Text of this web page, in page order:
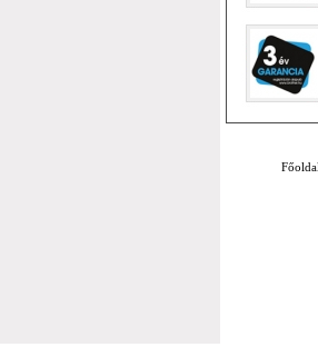
Főoldal